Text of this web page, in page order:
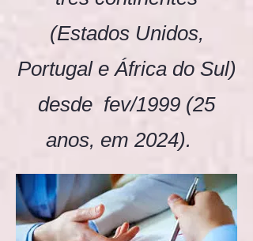
(Estados Unidos,
Portugal e África do Sul)
desde fev/1999 (25
anos, em 2024).